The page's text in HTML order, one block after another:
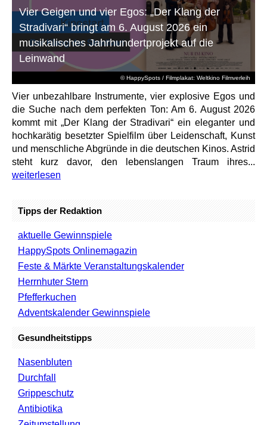
© HappySpots / Filmplakat: Weltkino Filmverleih
Vier Geigen und vier Egos: „Der Klang der
Stradivari“ bringt am 6. August 2026 ein
musikalisches Jahrhundertprojekt auf die
Leinwand
Vier unbezahlbare Instrumente, vier explosive Egos und
die Suche nach dem perfekten Ton: Am 6. August 2026
kommt mit „Der Klang der Stradivari“ ein eleganter und
hochkarätig besetzter Spielfilm über Leidenschaft, Kunst
und menschliche Abgründe in die deutschen Kinos. Astrid
steht kurz davor, den lebenslangen Traum ihres...
weiterlesen
Tipps der Redaktion
aktuelle Gewinnspiele
HappySpots Onlinemagazin
Feste & Märkte Veranstaltungskalender
Herrnhuter Stern
Pfefferkuchen
Adventskalender Gewinnspiele
Gesundheitstipps
Nasenbluten
Durchfall
Grippeschutz
Antibiotika